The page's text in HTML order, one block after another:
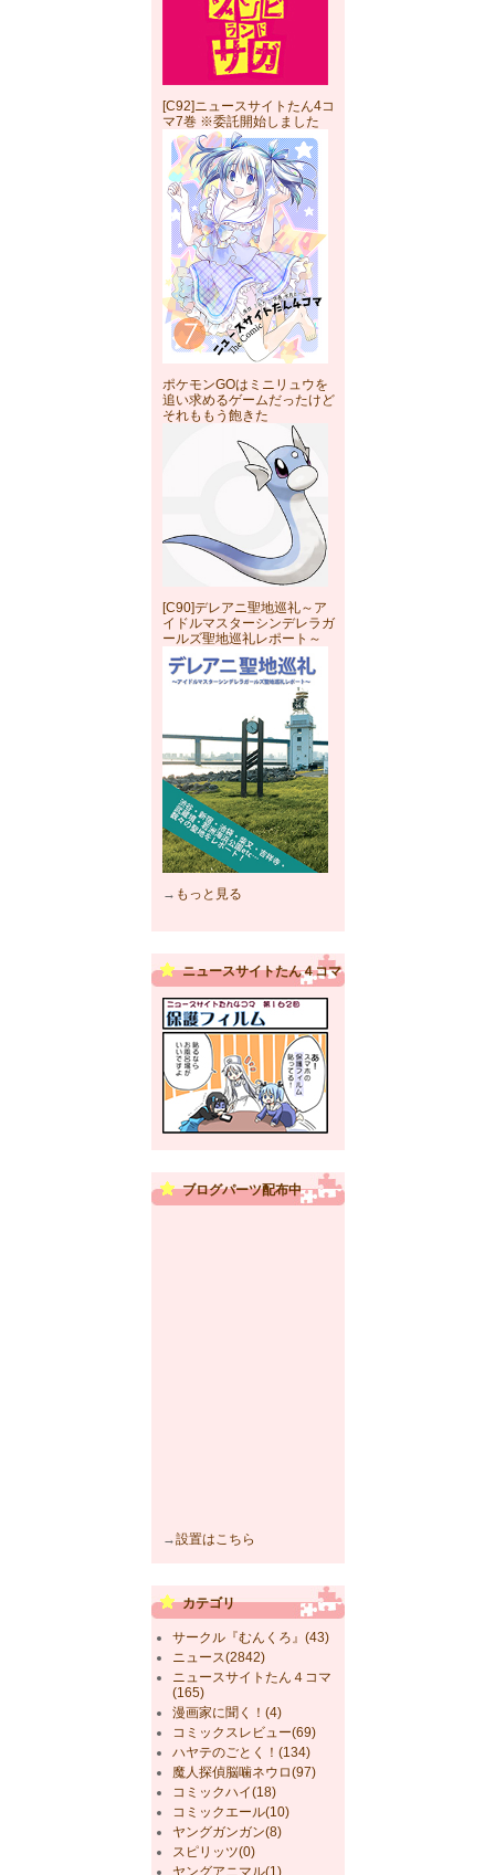
[C92]ニュースサイトたん4コ
マ7巻 ※委託開始しました
ポケモンGOはミニリュウを
追い求めるゲームだったけど
それももう飽きた
[C90]デレアニ聖地巡礼～ア
イドルマスターシンデレラガ
ールズ聖地巡礼レポート～
→ もっと見る
ニュースサイトたん４コマ
ブログパーツ配布中
→設置はこちら
カテゴリ
サークル『むんくろ』(43)
ニュース(2842)
ニュースサイトたん４コマ
(165)
漫画家に聞く！(4)
コミックスレビュー(69)
ハヤテのごとく！(134)
魔人探偵脳噛ネウロ(97)
コミックハイ(18)
コミックエール(10)
ヤングガンガン(8)
スピリッツ(0)
ヤングアニマル(1)